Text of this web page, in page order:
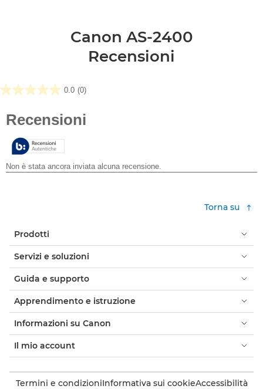
Canon AS-2400
Recensioni
0.0 (0)
0.0
Torna su
Prodotti
Servizi e soluzioni
Guida e supporto
Apprendimento e istruzione
Informazioni su Canon
Il mio account
Termini e condizioniInformativa sui cookieAccessibilità